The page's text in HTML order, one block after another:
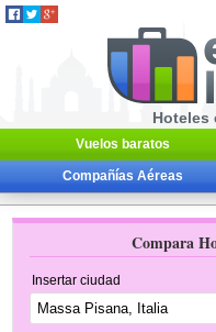
Hoteles
Vuelos baratos
Compañías Aéreas
Compara
Insertar ciudad